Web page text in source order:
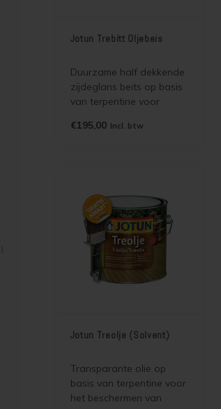
Jotun Trebitt Oljebeis
Duurzame half dekkende
zijdeglans beits op basis
van terpentine voor
Impregneermiddel en beits
€195,00 Incl. btw
Jotun Treolje (Solvent)
Transparante olie op
basis van terpentine voor
het beschermen van